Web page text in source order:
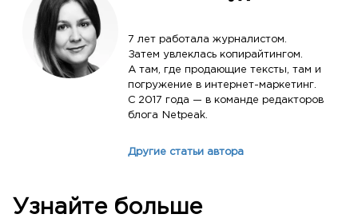
7 лет работала журналистом.
Затем увлеклась копирайтингом.
А там, где продающие тексты, там и
погружение в интернет-маркетинг.
С 2017 года — в команде редакторов
блога Netpeak.
Другие статьи автора
Узнайте больше